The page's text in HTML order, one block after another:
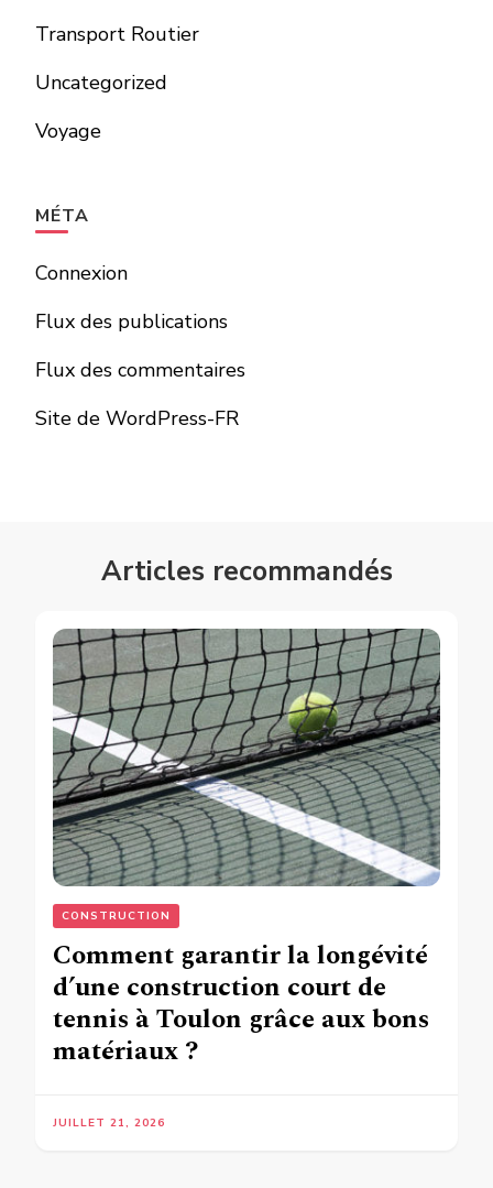
Transport Routier
Uncategorized
Voyage
MÉTA
Connexion
Flux des publications
Flux des commentaires
Site de WordPress-FR
Articles recommandés
CONSTRUCTION
Comment garantir la longévité
d’une construction court de
tennis à Toulon grâce aux bons
matériaux ?
JUILLET 21, 2026